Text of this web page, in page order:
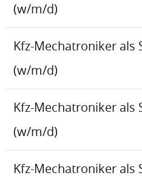
(w/m/d)
Kfz-Mechatroniker
(w/m/d)
Kfz-Mechatroniker
(w/m/d)
Kfz-Mechatroniker